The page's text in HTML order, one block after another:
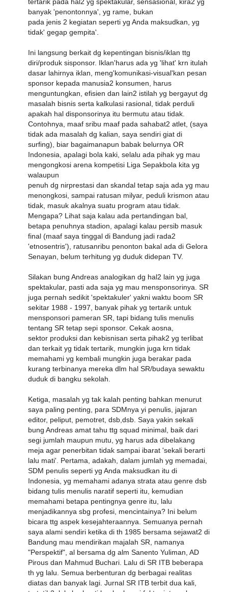
banyak 'penontonnya', yg rame, bukan
pada jenis 2 kegiatan seperti yg Anda maksudkan, yg
tidak' gegap gempita'.
Ini langsung berkait dg kepentingan bisnis/iklan ttg
diri/produk sisponsor. Iklan'harus ada yg 'lihat' krn itulah
dasar lahirnya iklan, meng'komunikasi-visual'kan pesan
sponsor kepada manusia2 konsumen, harus
menguntungkan, efisien dan lain2 istilah yg bergayut dg
masalah bisnis serta kalkulasi rasional, tidak perduli
apakah hal disponsorinya itu bermutu atau tidak.
Contohnya, maaf sribu maaf pada sahabat2 atlet, (saya
tidak ada masalah dg kalian, saya sendiri giat di
surfing), biar bagaimanapun babak belurnya OR
Indonesia, apalagi bola kaki, selalu ada pihak yg mau
mengongkosi arena kompetisi Liga Sepakbola kita yg
walaupun
penuh dg nirprestasi dan skandal tetap saja ada yg mau
menongkosi, sampai ratusan milyar, peduli krismon atau
tidak, masuk akalnya suatu program atau tidak.
Mengapa? Lihat saja kalau ada pertandingan bal,
betapa penuhnya stadion, apalagi kalau persib masuk
final (maaf saya tinggal di Bandung jadi rada2
'etnosentris'), ratusanribu penonton bakal ada di Gelora
Senayan, belum terhitung yg duduk didepan TV.
Silakan bung Andreas analogikan dg hal2 lain yg juga
spektakular, pasti ada saja yg mau mensponsorinya. SR
juga pernah sedikit 'spektakuler' yakni waktu boom SR
sekitar 1988 - 1997, banyak pihak yg tertarik untuk
mensponsori pameran SR, tapi bidang tulis menulis
tentang SR tetap sepi sponsor. Cekak aosna,
sektor produksi dan kebisnisan serta pihak2 yg terlibat
dan terkait yg tidak tertarik, mungkin juga krn tidak
memahami yg kembali mungkin juga berakar pada
kurang terbinanya mereka dlm hal SR/budaya sewaktu
duduk di bangku sekolah.
Ketiga, masalah yg tak kalah penting bahkan menurut
saya paling penting, para SDMnya yi penulis, jajaran
editor, peliput, pemotret, dsb,dsb. Saya yakin sekali
bung Andreas amat tahu ttg squad minimal, baik dari
segi jumlah maupun mutu, yg harus ada dibelakang
meja agar penerbitan tidak sampai ibarat 'sekali berarti
lalu mati'. Pertama, adakah, dalam jumlah yg memadai,
SDM penulis seperti yg Anda maksudkan itu di
Indonesia, yg memahami adanya strata atau genre dsb
bidang tulis menulis naratif seperti itu, kemudian
memahami betapa pentingnya genre itu, lalu
menjadikannya sbg profesi, mencintainya? Ini belum
bicara ttg aspek kesejahteraannya. Semuanya pernah
saya alami sendiri ketika di th 1985 bersama sejawat2 di
Bandung mau mendirikan majalah SR, namanya
"Perspektif", al bersama dg alm Sanento Yuliman, AD
Pirous dan Mahmud Buchari. Lalu di SR ITB beberapa
th yg lalu. Semua berbenturan dg berbagai realitas
diatas dan banyak lagi. Jurnal SR ITB terbit dua kali,